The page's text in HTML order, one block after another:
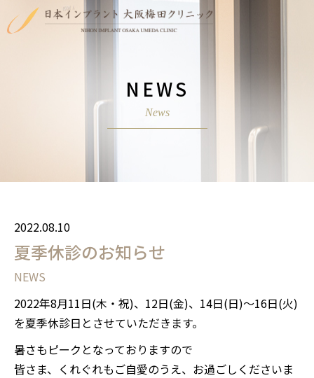
NEWS
2022.08.10
夏季休診のお知らせ
NEWS
2022年8月11日(木・祝)、12日(金)、14日(日)～16日(火)
を夏季休診日とさせていただきます。
暑さもピークとなっておりますので
皆さま、くれぐれもご自愛のうえ、お過ごしくださいま